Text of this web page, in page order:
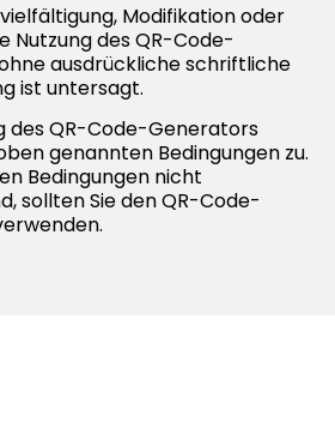
Modifikation oder
Nutzung des QR-Code-
ausdrückliche schriftliche
ist untersagt.
des QR-Code-Generators
genannten Bedingungen zu.
Bedingungen nicht
sollten Sie den QR-Code-